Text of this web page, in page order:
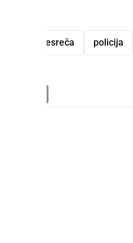
prometna nesreča policija
PrintFriendly